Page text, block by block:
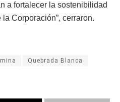
a fortalecer la sostenibilidad
Corporación”, cerraron.
mina Quebrada Blanca